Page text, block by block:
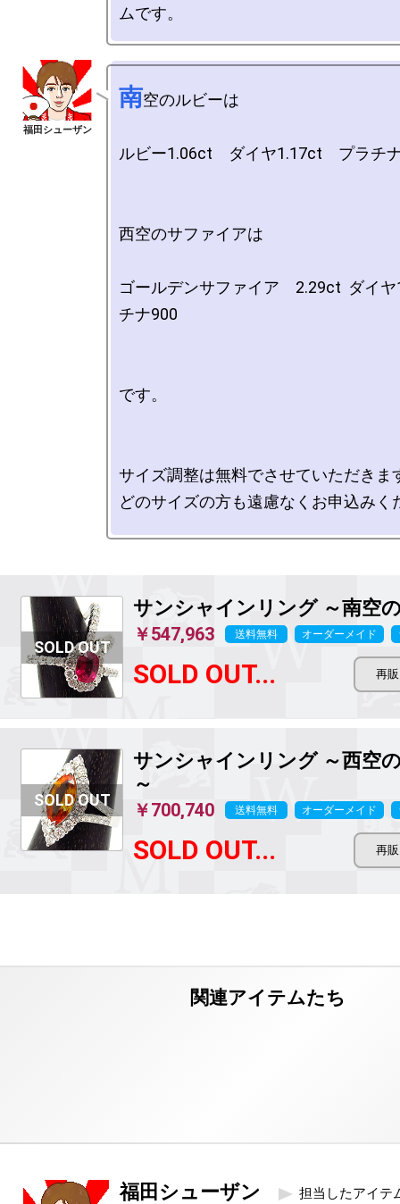
南空のルビーは
ルビー1.06ct　ダイヤ1.17ct　プラチ
西空のサファイアは
ゴールデンサファイア　2.29ct  ダイ
チナ900
です。
サイズ調整は無料でさせていただきま
どのサイズの方も遠慮なくお申込みく
サンシャインリング ～南空
￥547,963 送料無料 オーダーメイド
SOLD OUT...
サンシャインリング ～西空
～
￥700,740 送料無料 オーダーメイド
SOLD OUT...
福田シューザン 担当したアイテ